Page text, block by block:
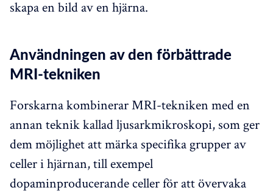
skapa en bild av en hjärna.
Användningen av den förbättrade
MRI-tekniken
Forskarna kombinerar MRI-tekniken med en
annan teknik kallad ljusarkmikroskopi, som ger
dem möjlighet att märka specifika grupper av
celler i hjärnan, till exempel
dopaminproducerande celler för att övervaka